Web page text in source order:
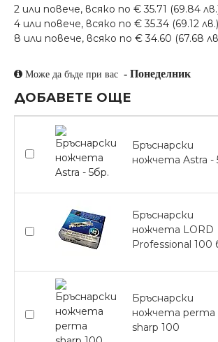
2 или повече, всяко по € 35.71 (69.84
4 или повече, всяко по € 35.34 (69.12 лв.)
8 или повече, всяко по € 34.60 (67.68
Може да бъде при вас - Понеделник
ДОБАВЕТЕ ОЩЕ
Бръснарски
ножчета Astra -
Бръснарски
ножчета LORD
Professional 100
Бръснарски
ножчета perma
sharp 100